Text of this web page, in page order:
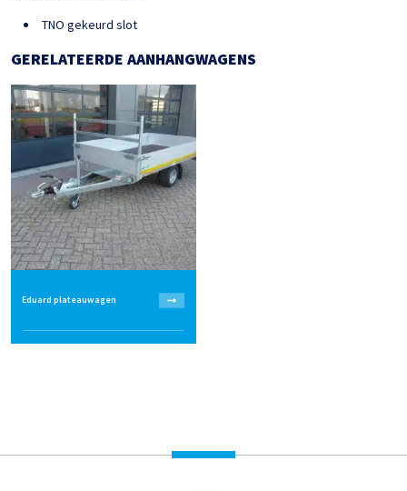
TNO gekeurd slot
GERELATEERDE AANHANGWAGENS
Eduard plateauwagen